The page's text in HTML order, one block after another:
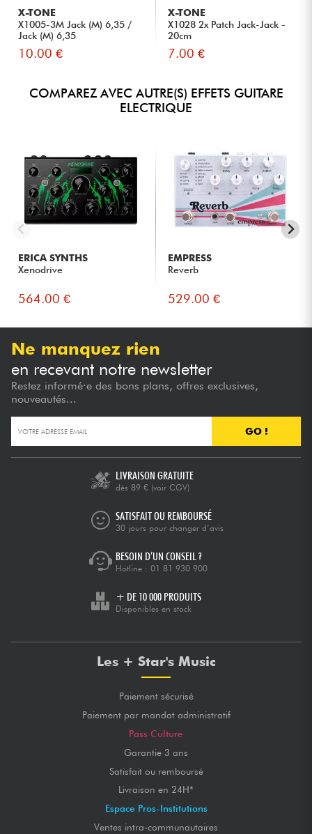
X-TONE
X1005-3M Jack (M) 6,35 /
Jack (M) 6,35
10.00 €
X-TONE
X1028 2x Patch Jack-Jack -
20cm
7.00 €
COMPAREZ AVEC AUTRE(S) EFFETS GUITARE
ELECTRIQUE
ERICA SYNTHS
Xenodrive
564.00 €
EMPRESS
Reverb
529.00 €
Ne manquez rien
en recevant notre newsletter
Restez informé·e des bons plans, offres exclusives,
nouveautés...
GO !
LIVRAISON GRATUITE
dès 89 € (voir CGV)
SATISFAIT OU REMBOURSÉ
30 jours pour changer d’avis
BESOIN D’UN CONSEIL ?
Hotline : 01 81 930 900
+ DE 10 000 PRODUITS
Disponibles en stock
Les + Star's Music
Paiement sécurisé
Paiement par mandat administratif
Pass Culture
Garantie 3 ans
Satisfait ou remboursé
Livraison en 24H*
Espace Pros-Institutions
Ventes intra-communautaires